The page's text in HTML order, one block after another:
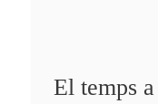
El temps